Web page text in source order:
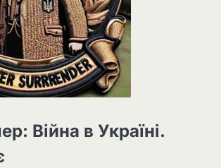
Війна в Україні.